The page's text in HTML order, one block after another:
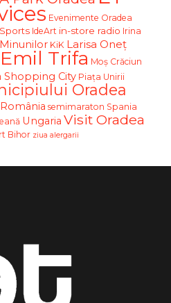
Evenimente Oradea
IdeArt in-store radio Irina
KiK Larisa Oneț
Trifa Moş Crăciun
Shopping City Piața Unirii
Oradea
România semimaraton Spania
Ungaria Visit Oradea
Bihor ziua alergarii